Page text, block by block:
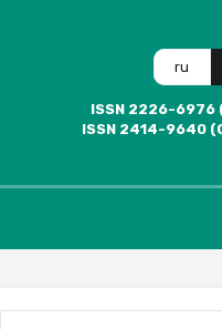
ru
ISSN 2226-
ISSN 2414-9640